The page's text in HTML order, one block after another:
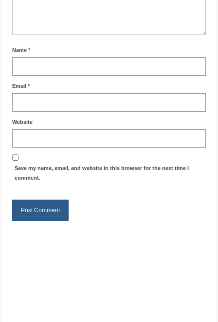
Name *
Email *
Website
Save my name, email, and website in this browser for the next time I
comment.